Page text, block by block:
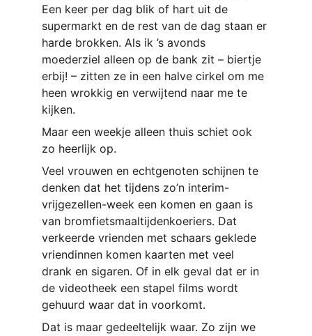
Een keer per dag blik of hart uit de
supermarkt en de rest van de dag staan er
harde brokken. Als ik ’s avonds
moederziel alleen op de bank zit – biertje
erbij! – zitten ze in een halve cirkel om me
heen wrokkig en verwijtend naar me te
kijken.
Maar een weekje alleen thuis schiet ook
zo heerlijk op.
Veel vrouwen en echtgenoten schijnen te
denken dat het tijdens zo’n interim-
vrijgezellen-week een komen en gaan is
van bromfietsmaaltijdenkoeriers. Dat
verkeerde vrienden met schaars geklede
vriendinnen komen kaarten met veel
drank en sigaren. Of in elk geval dat er in
de videotheek een stapel films wordt
gehuurd waar dat in voorkomt.
Dat is maar gedeeltelijk waar. Zo zijn we